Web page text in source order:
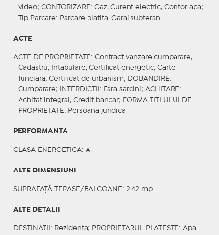
video; CONTORIZARE : Gaz, Curent electric, Contor apa;
Tip Parcare: Parcare platita, Garaj subteran
ACTE
ACTE DE PROPRIETATE : Contract vanzare cumparare,
Cadastru, Intabulare, Certificat energetic, Carte
funciara, Certificat de urbanism;
DOBANDIRE :
Cumparare;
INTERDICTII : Fara sarcini; ACHITARE :
Achitat integral, Credit bancar; FORMA TITLULUI DE
PROPRIETATE : Persoana juridica
PERFORMANTA
CLASA ENERGETICA: A
ALTE DIMENSIUNI
SUPRAFAȚĂ TERASE/BALCOANE: 2.42 mp
ALTE DETALII
DESTINATII : Rezidenta; PROPRIETARUL PLATESTE : Apa,